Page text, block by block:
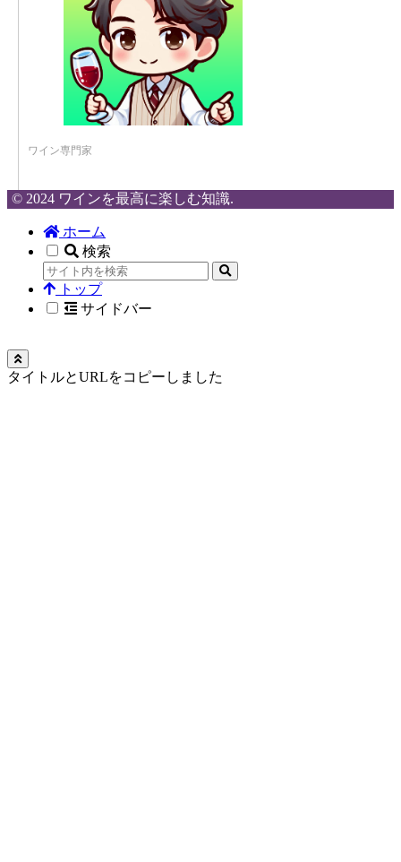
ワイン専門家
© 2024 ワインを最高に楽しむ知識.
ホーム
検索
トップ
サイドバー
タイトルとURLをコピーしました